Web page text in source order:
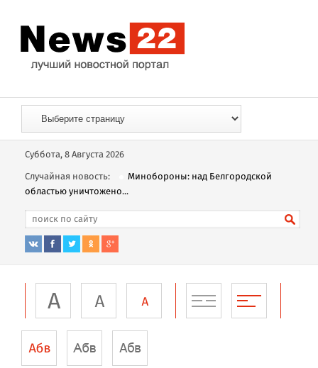
Суббота, 8 Августа 2026
Случайная новость:
Минобороны: над Белгородской
областью уничтожено...